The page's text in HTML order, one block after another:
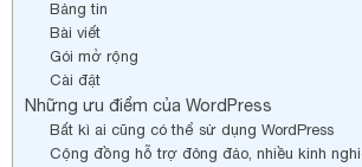
Bảng tin
Bài viết
Gói mở rộng
Cài đặt
Những ưu điểm của WordPress
Bất kì ai cũng có thể sử dụng WordPress
Cộng đồng hỗ trợ đông đảo, nhiều kinh